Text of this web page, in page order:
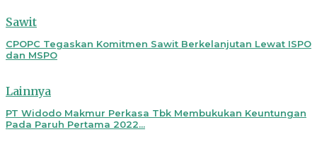
Sawit
CPOPC Tegaskan Komitmen Sawit Berkelanjutan Lewat ISPO
dan MSPO
Lainnya
PT Widodo Makmur Perkasa Tbk Membukukan Keuntungan
Pada Paruh Pertama 2022...